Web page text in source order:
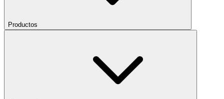
Productos